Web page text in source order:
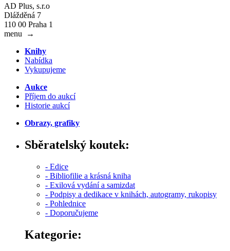
AD Plus, s.r.o
Dlážděná 7
110 00 Praha 1
menu
→
Knihy
Nabídka
Vykupujeme
Aukce
Příjem do aukcí
Historie aukcí
Obrazy, grafiky
Sběratelský koutek:
- Edice
- Bibliofilie a krásná kniha
- Exilová vydání a samizdat
- Podpisy a dedikace v knihách, autogramy, rukopisy
- Pohlednice
- Doporučujeme
Kategorie: